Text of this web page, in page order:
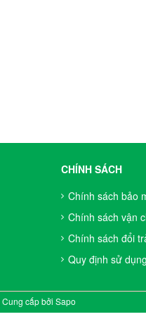
CHÍNH SÁCH
Chính sách bảo
Chính sách vận
Chính sách đổi
Quy định sử dụng
Cung cấp bởi Sapo